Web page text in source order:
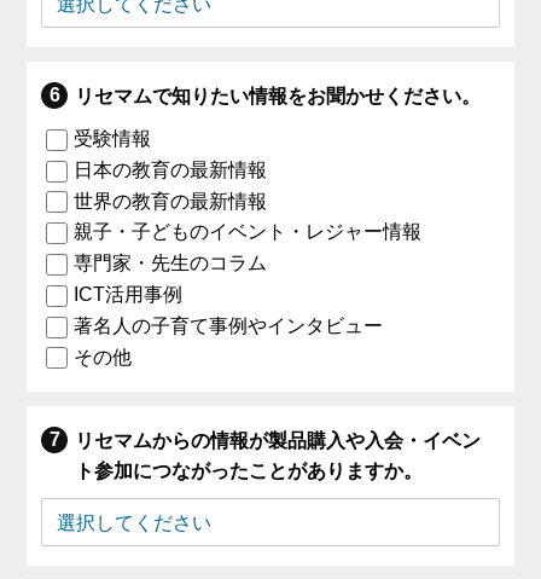
リセマムで知りたい情報をお聞かせください。
受験情報
日本の教育の最新情報
世界の教育の最新情報
親子・子どものイベント・レジャー情報
専門家・先生のコラム
ICT活用事例
著名人の子育て事例やインタビュー
その他
リセマムからの情報が製品購入や入会・イベン
ト参加につながったことがありますか。